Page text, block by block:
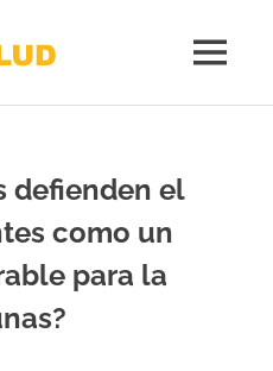
MENÚ
defienden el
como un
para la